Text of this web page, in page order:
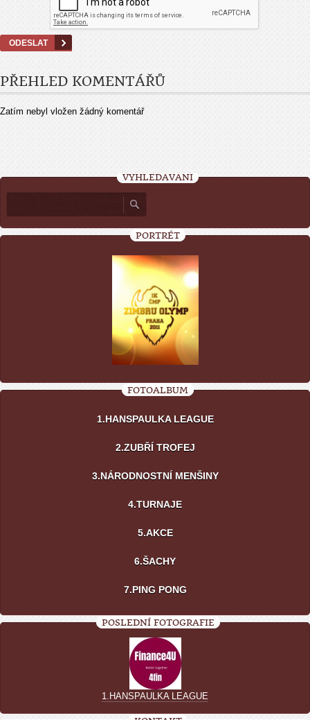
PŘEHLED KOMENTÁŘŮ
Zatím nebyl vložen žádný komentář
VYHLEDÁVÁNÍ
PORTRÉT
FOTOALBUM
1.HANSPAULKA LEAGUE
2.ZUBŘÍ TROFEJ
3.NÁRODNOSTNÍ MENŠINY
4.TURNAJE
5.AKCE
6.ŠACHY
7.PING PONG
POSLEDNÍ FOTOGRAFIE
1.HANSPAULKA LEAGUE